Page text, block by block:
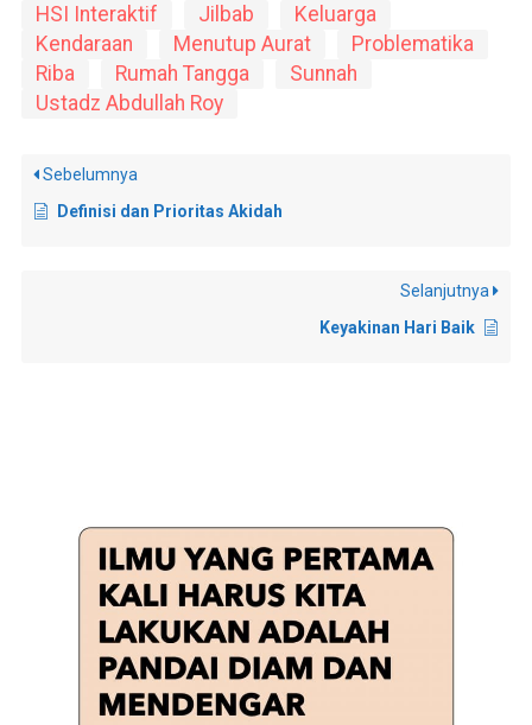
HSI Interaktif
Jilbab
Keluarga
Kendaraan
Menutup Aurat
Problematika
Riba
Rumah Tangga
Sunnah
Ustadz Abdullah Roy
Sebelumnya
Definisi dan Prioritas Akidah
Selanjutnya
Keyakinan Hari Baik